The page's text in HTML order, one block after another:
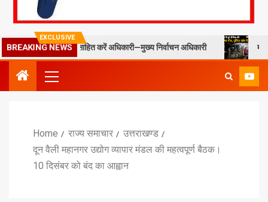
EXCLUSIVE
BREAKING NEWS
को प्रोत्साहित करें अधिकारी—मुख्य निर्वाचन अधिकारी मसूरी में पूर्व
Home राज्य समाचार
उत्तराखण्ड
दून वैली महानगर उद्योग व्यापार मंडल की महत्वपूर्ण बैठक।
10 दिसंबर को बंद का आह्वान